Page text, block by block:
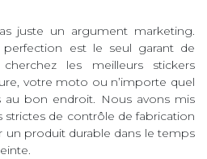
juste un argument marketing.
perfection est le seul garant de
les meilleurs stickers
votre moto ou n’importe quel
au bon endroit. Nous avons mis
strictes de contrôle de fabrication
un produit durable dans le temps